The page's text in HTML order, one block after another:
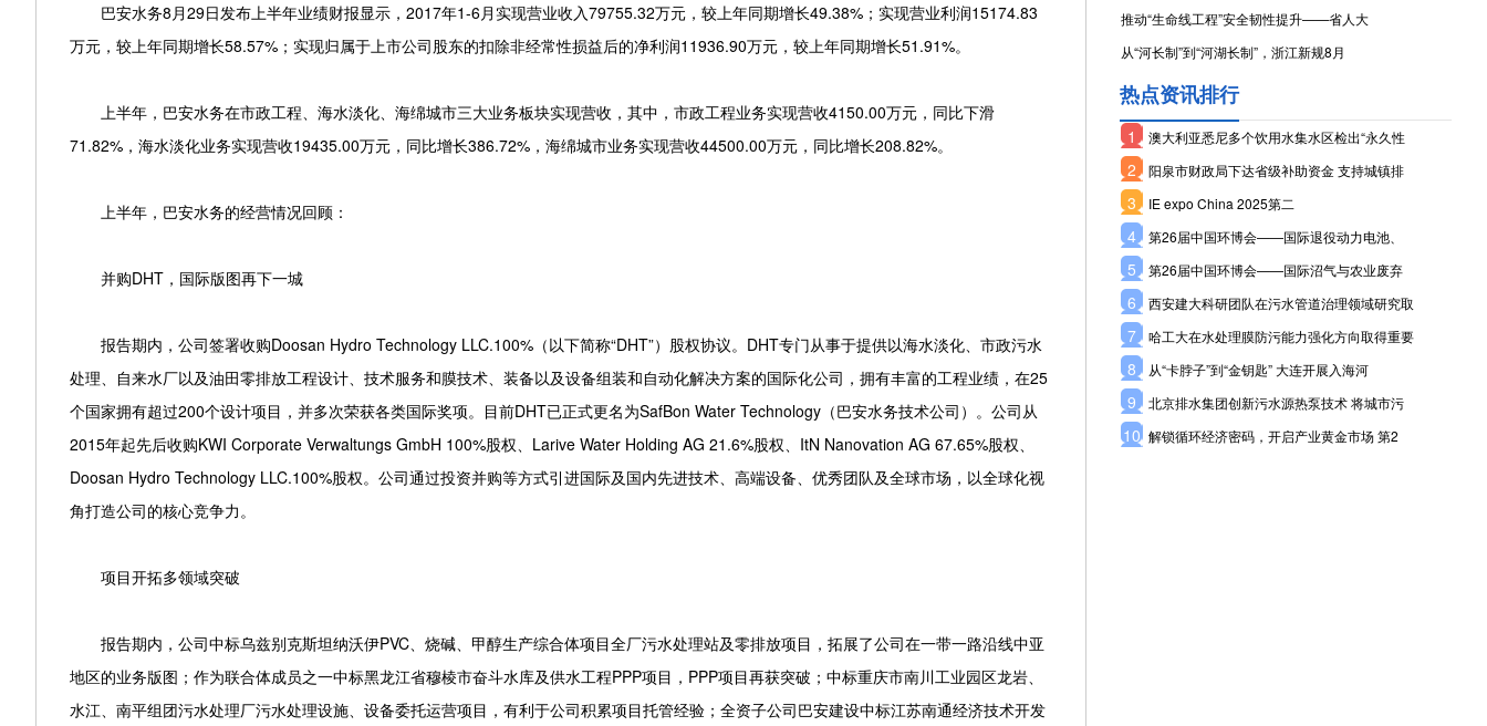
巴安水务8月29日发布上半年业绩财报显示，2017年1-6月实现营业收入79755.32万元，较上年同期增长49.38%；实现营业利润15174.83
万元，较上年同期增长58.57%；实现归属于上市公司股东的扣除非经常性损益后的净利润11936.90万元，较上年同期增长51.91%。
上半年，巴安水务在市政工程、海水淡化、海绵城市三大业务板块实现营收，其中，市政工程业务实现营收4150.00万元，同比下滑
71.82%，海水淡化业务实现营收19435.00万元，同比增长386.72%，海绵城市业务实现营收44500.00万元，同比增长208.82%。
上半年，巴安水务的经营情况回顾：
并购DHT，国际版图再下一城
报告期内，公司签署收购Doosan Hydro Technology LLC.100%（以下简称“DHT”）股权协议。DHT专门从事于提供以海水淡化、市政污水
处理、自来水厂以及油田零排放工程设计、技术服务和膜技术、装备以及设备组装和自动化解决方案的国际化公司，拥有丰富的工程业绩，在25
个国家拥有超过200个设计项目，并多次荣获各类国际奖项。目前DHT已正式更名为SafBon Water Technology（巴安水务技术公司）。公司从
2015年起先后收购KWI Corporate Verwaltungs GmbH 100%股权、Larive Water Holding AG 21.6%股权、ItN Nanovation AG 67.65%股权、
Doosan Hydro Technology LLC.100%股权。公司通过投资并购等方式引进国际及国内先进技术、高端设备、优秀团队及全球市场，以全球化视
角打造公司的核心竞争力。
项目开拓多领域突破
报告期内，公司中标乌兹别克斯坦纳沃伊PVC、烧碱、甲醇生产综合体项目全厂污水处理站及零排放项目，拓展了公司在一带一路沿线中亚
地区的业务版图；作为联合体成员之一中标黑龙江省穆棱市奋斗水库及供水工程PPP项目，PPP项目再获突破；中标重庆市南川工业园区龙岩、
水江、南平组团污水处理厂污水处理设施、设备委托运营项目，有利于公司积累项目托管经验；全资子公司巴安建设中标江苏南通经济技术开发
推动“生命线工程”安全韧性提升——省人大
从“河长制”到“河湖长制”，浙江新规8月
热点资讯排行
1 澳大利亚悉尼多个饮用水集水区检出“永久性
2 阳泉市财政局下达省级补助资金 支持城镇排
3 IE expo China 2025第二
4 第26届中国环博会——国际退役动力电池、
5 第26届中国环博会——国际沼气与农业废弃
6 西安建大科研团队在污水管道治理领域研究取
7 哈工大在水处理膜防污能力强化方向取得重要
8 从“卡脖子”到“金钥匙” 大连开展入海河
9 北京排水集团创新污水源热泵技术 将城市污
10 解锁循环经济密码，开启产业黄金市场 第2